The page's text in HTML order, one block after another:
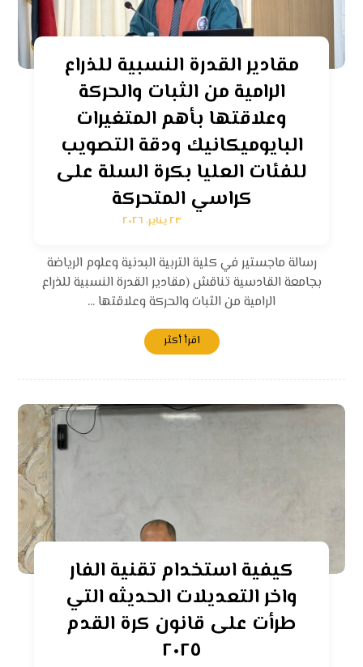
مقادير القدرة النسبية للذراع
الرامية من الثبات والحركة
وعلاقتها بأهم المتغيرات
البايوميكانيك ودقة التصويب
للفئات العليا بكرة السلة على
كراسي المتحركة
٢٣ يناير، ٢٠٢٦
رسالة ماجستير في كلية التربية البدنية وعلوم الرياضة
بجامعة القادسية تناقش (مقادير القدرة النسبية للذراع
الرامية من الثبات والحركة وعلاقتها ...
اقرأ أكثر
كيفية استخدام تقنية الفار
واخر التعديلات الحديثه التي
طرأت على قانون كرة القدم
٢٠٢٥